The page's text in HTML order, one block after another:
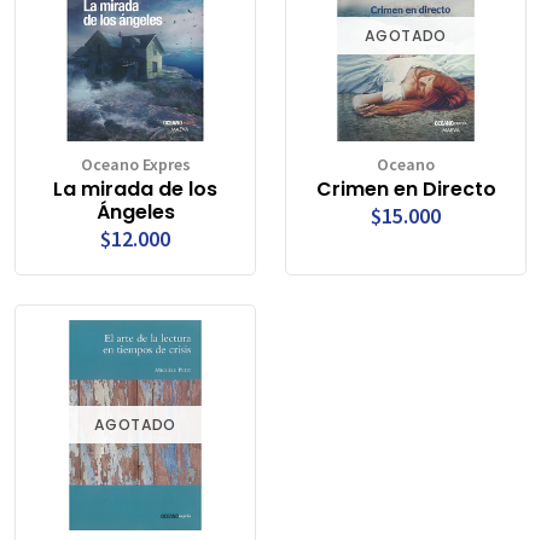
Oceano Expres
La mirada de los
Ángeles
$12.000
AGOTADO
Oceano
Crimen en Directo
$15.000
AGOTADO